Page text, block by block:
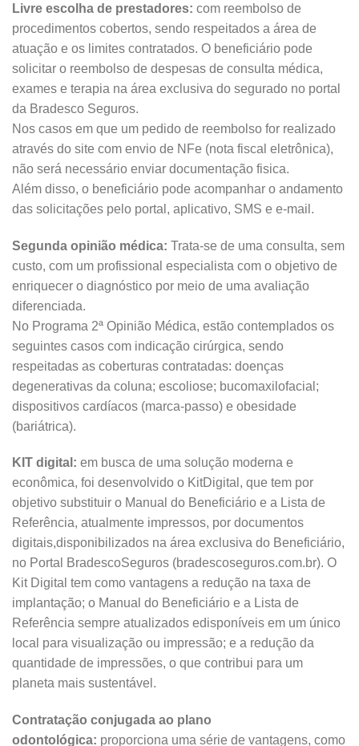
Livre escolha de prestadores: com reembolso de
procedimentos cobertos, sendo respeitados a área de
atuação e os limites contratados. O beneficiário pode
solicitar o reembolso de despesas de consulta médica,
exames e terapia na área exclusiva do segurado no portal
da Bradesco Seguros.
Nos casos em que um pedido de reembolso for realizado
através do site com envio de NFe (nota fiscal eletrônica),
não será necessário enviar documentação fisica.
Além disso, o beneficiário pode acompanhar o andamento
das solicitações pelo portal, aplicativo, SMS e e-mail.
Segunda opinião médica: Trata-se de uma consulta, sem
custo, com um profissional especialista com o objetivo de
enriquecer o diagnóstico por meio de uma avaliação
diferenciada.
No Programa 2ª Opinião Médica, estão contemplados os
seguintes casos com indicação cirúrgica, sendo
respeitadas as coberturas contratadas: doenças
degenerativas da coluna; escoliose; bucomaxilofacial;
dispositivos cardíacos (marca-passo) e obesidade
(bariátrica).
KIT digital: em busca de uma solução moderna e
econômica, foi desenvolvido o KitDigital, que tem por
objetivo substituir o Manual do Beneficiário e a Lista de
Referência, atualmente impressos, por documentos
digitais,disponibilizados na área exclusiva do Beneficiário,
no Portal BradescoSeguros (bradescoseguros.com.br). O
Kit Digital tem como vantagens a redução na taxa de
implantação; o Manual do Beneficiário e a Lista de
Referência sempre atualizados edisponíveis em um único
local para visualização ou impressão; e a redução da
quantidade de impressões, o que contribui para um
planeta mais sustentável.
Contratação conjugada ao plano
odontológica: proporciona uma série de vantagens, como